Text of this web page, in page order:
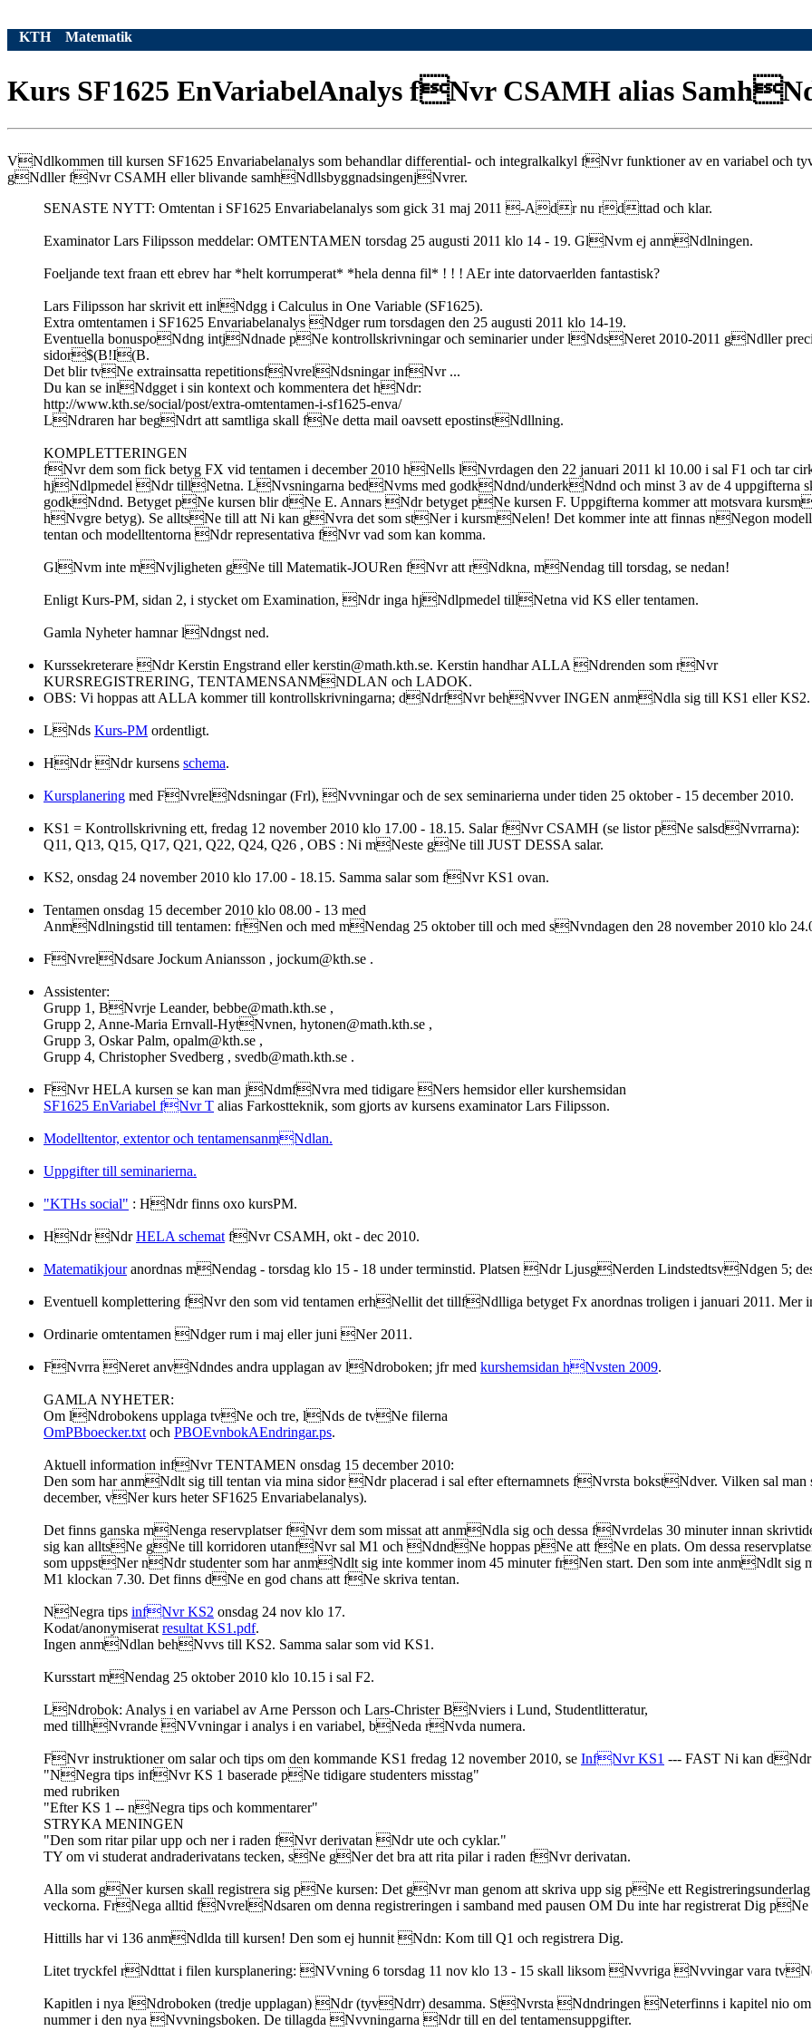
KTH Matematik
Kurs SF1625 EnVariabelAnalys fNvr CSAMH alias
VNdlkommen till kursen SF1625 Envariabelanalys som behandlar differential- och integralkalkyl fNvr funktioner av en variabel och
gNdller fNvr CSAMH eller blivande samhNdllsbyggnadsingenjNvrer.
SENASTE NYTT: Omtentan i SF1625 Envariabelanalys som gick 31 maj 2011 -Adr nu rdttad och klar.
Examinator Lars Filipsson meddelar: OMTENTAMEN torsdag 25 augusti 2011 klo 14 - 19. GlNvm ej anmNdlningen.
Foeljande text fraan ett ebrev har *helt korrumperat* *hela denna fil* ! ! ! AEr inte datorvaerlden fantastisk?
Lars Filipsson har skrivit ett inlNdgg i Calculus in One Variable (SF1625).
Extra omtentamen i SF1625 Envariabelanalys Ndger rum torsdagen den 25 augusti 2011 klo 14-19.
Eventuella bonuspoNdng intjNdnade pNe kontrollskrivningar och seminarier under lNdsNeret 2010-2011 gNdller
sidor$(B!I(B.
Det blir tvNe extrainsatta repetitionsfNvrelNdsningar infNvr ...
Du kan se inlNdgget i sin kontext och kommentera det hNdr:
http://www.kth.se/social/post/extra-omtentamen-i-sf1625-enva/
LNdraren har begNdrt att samtliga skall fNe detta mail oavsett epostinstNdllning.
KOMPLETTERINGEN
fNvr dem som fick betyg FX vid tentamen i december 2010 hNells lNvrdagen den 22 januari 2011 kl 10.00 i sal F1 och tar
hjNdlpmedel Ndr tillNetna. LNvsningarna bedNvms med godkNdnd/underkNdnd och minst 3 av de 4 uppgifterna
godkNdnd. Betyget pNe kursen blir dNe E. Annars Ndr betyget pNe kursen F. Uppgifterna kommer att motsvara
hNvgre betyg). Se alltsNe till att Ni kan gNvra det som stNer i kursmNelen! Det kommer inte att finnas nNegon
tentan och modelltentorna Ndr representativa fNvr vad som kan komma.
GlNvm inte mNvjligheten gNe till Matematik-JOURen fNvr att rNdkna, mNendag till torsdag, se nedan!
Enligt Kurs-PM, sidan 2, i stycket om Examination, Ndr inga hjNdlpmedel tillNetna vid KS eller tentamen.
Gamla Nyheter hamnar lNdngst ned.
Kurssekreterare Ndr Kerstin Engstrand eller kerstin@math.kth.se. Kerstin handhar ALLA Ndrenden som rNvr
KURSREGISTRERING, TENTAMENSANMNDLAN och LADOK.
OBS: Vi hoppas att ALLA kommer till kontrollskrivningarna; dNdrfNvr behNvver INGEN anmNdla sig till KS1 eller KS2.
LNds Kurs-PM ordentligt.
HNdr Ndr kursens schema.
Kursplanering med FNvrelNdsningar (Frl), Nvvningar och de sex seminarierna under tiden 25 oktober - 15 december 2010.
KS1 = Kontrollskrivning ett, fredag 12 november 2010 klo 17.00 - 18.15. Salar fNvr CSAMH (se listor pNe salsdNvrrarna):
Q11, Q13, Q15, Q17, Q21, Q22, Q24, Q26 , OBS : Ni mNeste gNe till JUST DESSA salar.
KS2, onsdag 24 november 2010 klo 17.00 - 18.15. Samma salar som fNvr KS1 ovan.
Tentamen onsdag 15 december 2010 klo 08.00 - 13 med
AnmNdlningstid till tentamen: frNen och med mNendag 25 oktober till och med sNvndagen den 28 november 2010 klo
FNvrelNdsare Jockum Aniansson , jockum@kth.se .
Assistenter:
Grupp 1, BNvrje Leander, bebbe@math.kth.se ,
Grupp 2, Anne-Maria Ernvall-HytNvnen, hytonen@math.kth.se ,
Grupp 3, Oskar Palm, opalm@kth.se ,
Grupp 4, Christopher Svedberg , svedb@math.kth.se .
FNvr HELA kursen se kan man jNdmfNvra med tidigare Ners hemsidor eller kurshemsidan
SF1625 EnVariabel fNvr T alias Farkostteknik, som gjorts av kursens examinator Lars Filipsson.
Modelltentor, extentor och tentamensanmNdlan.
Uppgifter till seminarierna.
"KTHs social" : HNdr finns oxo kursPM.
HNdr NdrHELA schemat fNvr CSAMH, okt - dec 2010.
Matematikjouranordnas mNendag - torsdag klo 15 - 18 under terminstid. Platsen Ndr LjusgNerden LindstedtsvNdgen 5;
Eventuell komplettering fNvr den som vid tentamen erhNellit det tillfNdlliga betyget Fx anordnas troligen i januari 2011. Mer
Ordinarie omtentamen Ndger rum i maj eller juni Ner 2011.
FNvrra Neret anvNdndes andra upplagan av lNdroboken; jfr med kurshemsidan hNvsten 2009.
GAMLA NYHETER:
Om lNdrobokens upplaga tvNe och tre, lNds de tvNe filerna
OmPBboecker.txt och PBOEvnbokAEndringar.ps.
Aktuell information infNvr TENTAMEN onsdag 15 december 2010:
Den som har anmNdlt sig till tentan via mina sidor Ndr placerad i sal efter efternamnets fNvrsta bokstNdver. Vilken sal
december, vNer kurs heter SF1625 Envariabelanalys).
Det finns ganska mNenga reservplatser fNvr dem som missat att anmNdla sig och dessa fNvrdelas 30 minuter innan
sig kan alltsNe gNe till korridoren utanfNvr sal M1 och NdndNe hoppas pNe att fNe en plats. Om dessa
som uppstNer nNdr studenter som har anmNdlt sig inte kommer inom 45 minuter frNen start. Den som inte anmNdlt
M1 klockan 7.30. Det finns dNe en god chans att fNe skriva tentan.
NNegra tips infNvr KS2 onsdag 24 nov klo 17.
Kodat/anonymiserat resultat KS1.pdf.
Ingen anmNdlan behNvvs till KS2. Samma salar som vid KS1.
Kursstart mNendag 25 oktober 2010 klo 10.15 i sal F2.
LNdrobok: Analys i en variabel av Arne Persson och Lars-Christer BNviers i Lund, Studentlitteratur,
med tillhNvrande NVvningar i analys i en variabel, bNeda rNvda numera.
FNvr instruktioner om salar och tips om den kommande KS1 fredag 12 november 2010, se InfNvr KS1 --- FAST Ni kan
"NNegra tips infNvr KS 1 baserade pNe tidigare studenters misstag"
med rubriken
"Efter KS 1 -- nNegra tips och kommentarer"
STRYKA MENINGEN
"Den som ritar pilar upp och ner i raden fNvr derivatan Ndr ute och cyklar."
TY om vi studerat andraderivatans tecken, sNe gNer det bra att rita pilar i raden fNvr derivatan.
Alla som gNer kursen skall registrera sig pNe kursen: Det gNvr man genom att skriva upp sig pNe ett
veckorna. FrNega alltid fNvrelNdsaren om denna registreringen i samband med pausen OM Du inte har registrerat Dig pNe
Hittills har vi 136 anmNdlda till kursen! Den som ej hunnit Ndn: Kom till Q1 och registrera Dig.
Litet tryckfel rNdttat i filen kursplanering: NVvning 6 torsdag 11 nov klo 13 - 15 skall liksom Nvvriga Nvvingar vara
Kapitlen i nya lNdroboken (tredje upplagan) Ndr (tyvNdrr) desamma. StNvrsta Ndndringen Neterfinns i kapitel nio om
nummer i den nya Nvvningsboken. De tillagda Nvvningarna Ndr till en del tentamensuppgifter.